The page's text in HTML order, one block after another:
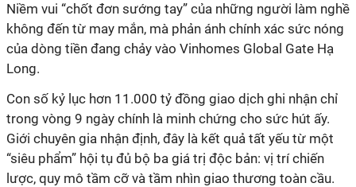
Niềm vui “chốt đơn sướng tay” của những người làm nghề
không đến từ may mắn, mà phản ánh chính xác sức nóng
của dòng tiền đang chảy vào Vinhomes Global Gate Hạ
Long.
Con số kỷ lục hơn 11.000 tỷ đồng giao dịch ghi nhận chỉ
trong vòng 9 ngày chính là minh chứng cho sức hút ấy.
Giới chuyên gia nhận định, đây là kết quả tất yếu từ một
“siêu phẩm” hội tụ đủ bộ ba giá trị độc bản: vị trí chiến
lược, quy mô tầm cỡ và tầm nhìn giao thương toàn cầu.